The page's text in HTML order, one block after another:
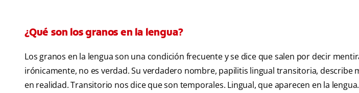
¿Qué son los granos en la lengua?
Los granos en la lengua son una condición frecuente y se dice que salen por decir
irónicamente, no es verdad. Su verdadero nombre, papilitis lingual transitoria, describe
en realidad. Transitorio nos dice que son temporales. Lingual, que aparecen en la